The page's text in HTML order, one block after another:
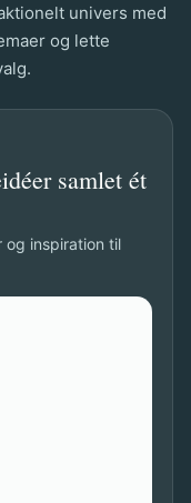
univers med
og lette
samlet ét
og inspiration til